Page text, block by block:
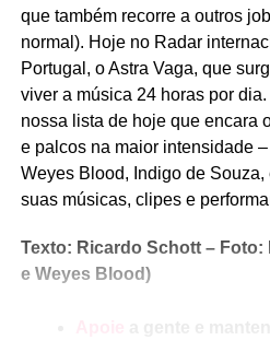
que também recorre a outros
normal). Hoje no Radar
Portugal, o Astra Vaga, que
viver a música 24 horas por
nossa lista de hoje que encara
e palcos na maior intensidade
Weyes Blood, Indigo de Souza,
suas músicas, clipes e
Texto: Ricardo Schott –
e Weyes Blood)